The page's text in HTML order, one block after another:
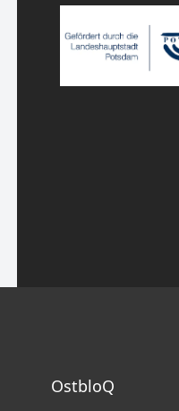
OstbloQ